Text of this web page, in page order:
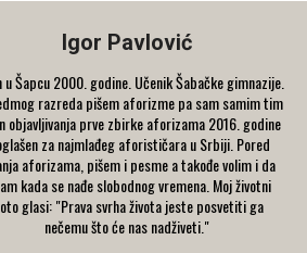
Igor Pavlović
u Šapcu 2000. godine. Učenik Šabačke gimnazije.
razreda pišem aforizme pa sam samim tim
objavljivanja prve zbirke aforizama 2016. godine
za najmlađeg aforističara u Srbiji. Pored
aforizama, pišem i pesme a takođe volim i da
kada se nađe slobodnog vremena. Moj životni
glasi: "Prava svrha života jeste posvetiti ga
nečemu što će nas nadživeti."